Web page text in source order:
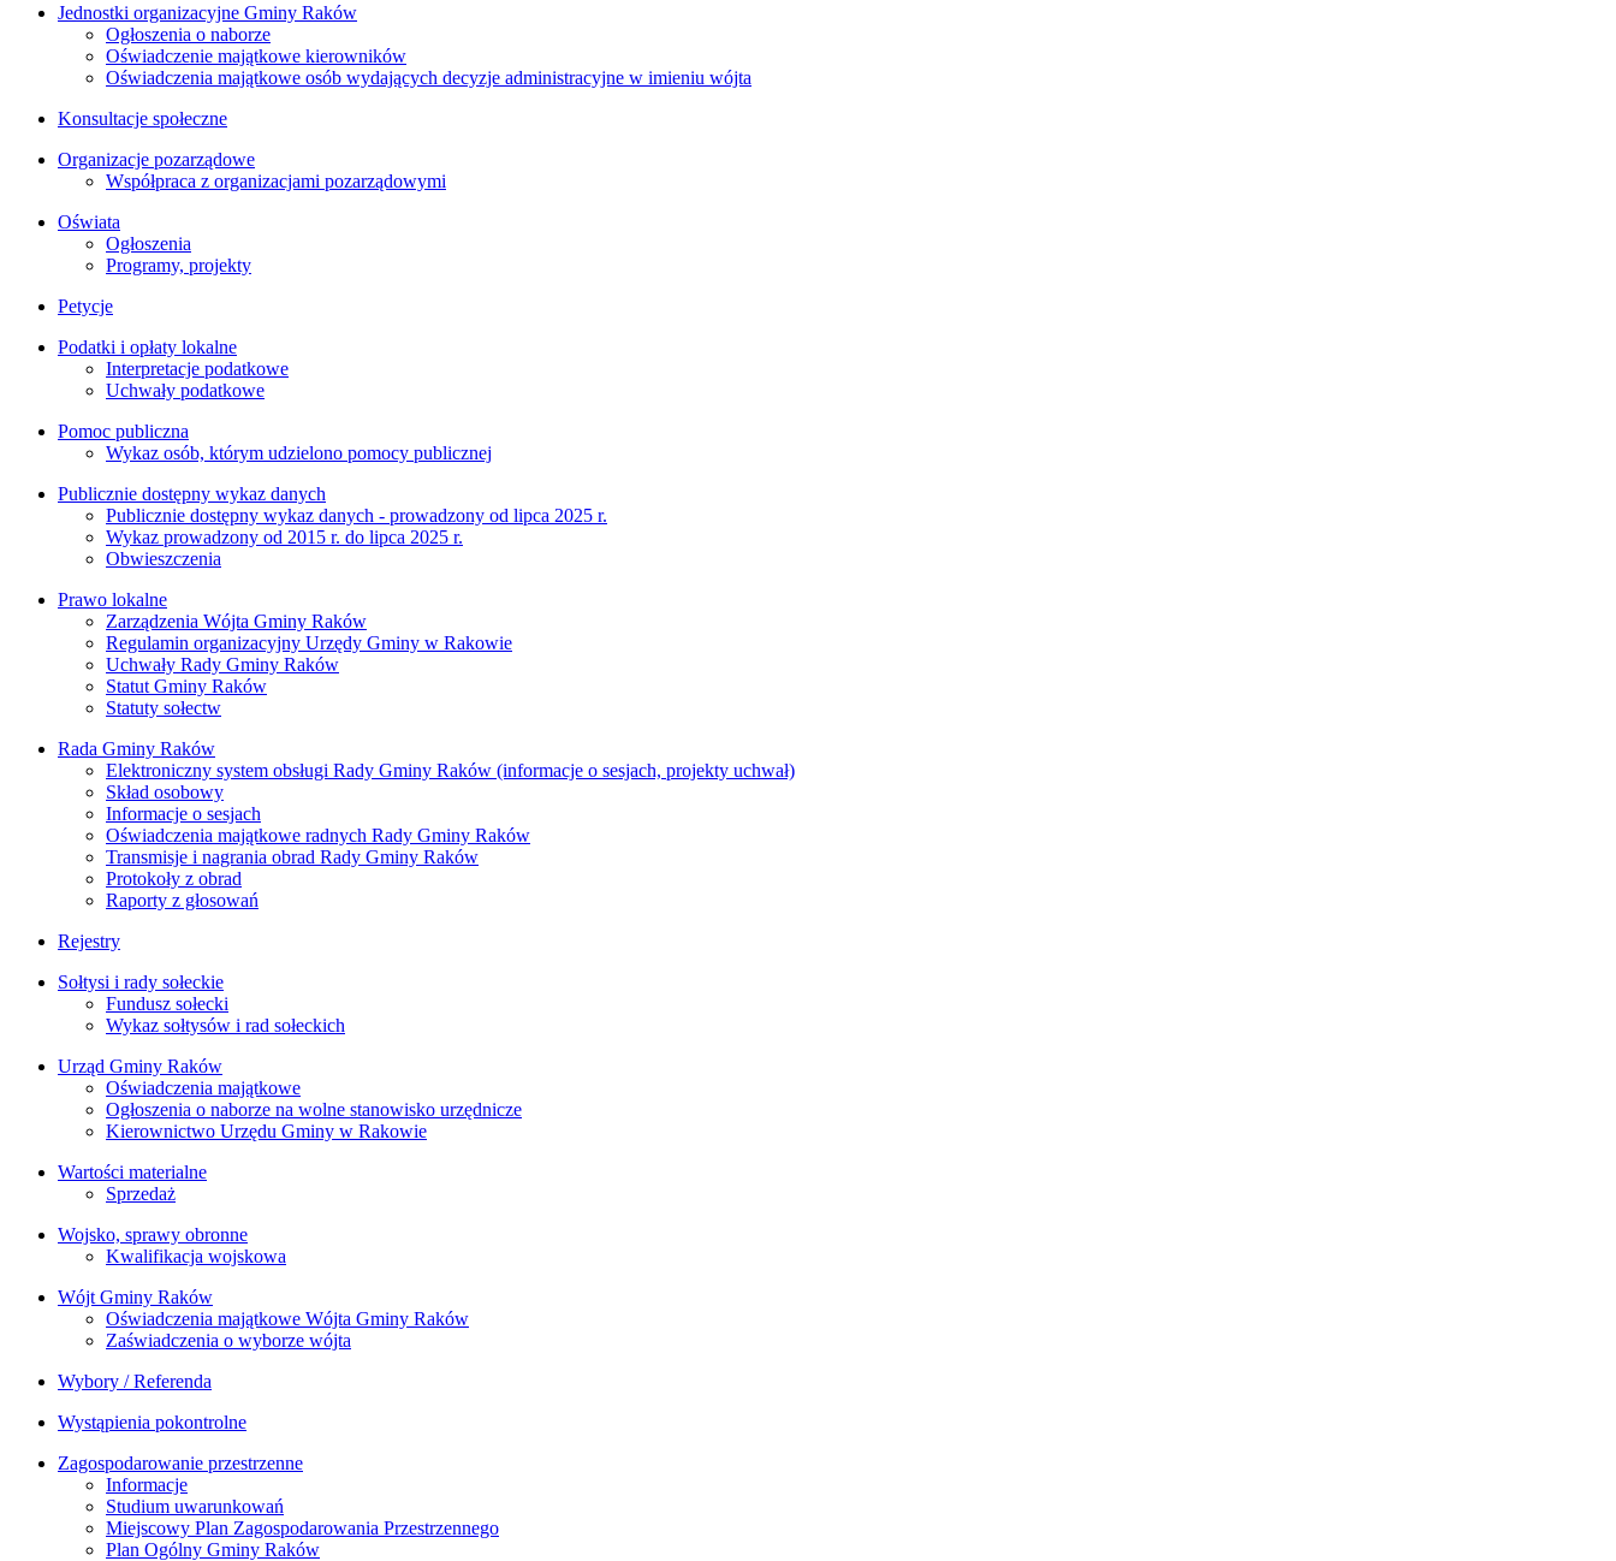
Jednostki organizacyjne Gminy Raków
Ogłoszenia o naborze
Oświadczenie majątkowe kierowników
Oświadczenia majątkowe osób wydających decyzje administracyjne w imieniu wójta
Konsultacje społeczne
Organizacje pozarządowe
Współpraca z organizacjami pozarządowymi
Oświata
Ogłoszenia
Programy, projekty
Petycje
Podatki i opłaty lokalne
Interpretacje podatkowe
Uchwały podatkowe
Pomoc publiczna
Wykaz osób, którym udzielono pomocy publicznej
Publicznie dostępny wykaz danych
Publicznie dostępny wykaz danych - prowadzony od lipca 2025 r.
Wykaz prowadzony od 2015 r. do lipca 2025 r.
Obwieszczenia
Prawo lokalne
Zarządzenia Wójta Gminy Raków
Regulamin organizacyjny Urzędy Gminy w Rakowie
Uchwały Rady Gminy Raków
Statut Gminy Raków
Statuty sołectw
Rada Gminy Raków
Elektroniczny system obsługi Rady Gminy Raków (informacje o sesjach, projekty uchwał)
Skład osobowy
Informacje o sesjach
Oświadczenia majątkowe radnych Rady Gminy Raków
Transmisje i nagrania obrad Rady Gminy Raków
Protokoły z obrad
Raporty z głosowań
Rejestry
Sołtysi i rady sołeckie
Fundusz sołecki
Wykaz sołtysów i rad sołeckich
Urząd Gminy Raków
Oświadczenia majątkowe
Ogłoszenia o naborze na wolne stanowisko urzędnicze
Kierownictwo Urzędu Gminy w Rakowie
Wartości materialne
Sprzedaż
Wojsko, sprawy obronne
Kwalifikacja wojskowa
Wójt Gminy Raków
Oświadczenia majątkowe Wójta Gminy Raków
Zaświadczenia o wyborze wójta
Wybory / Referenda
Wystąpienia pokontrolne
Zagospodarowanie przestrzenne
Informacje
Studium uwarunkowań
Miejscowy Plan Zagospodarowania Przestrzennego
Plan Ogólny Gminy Raków